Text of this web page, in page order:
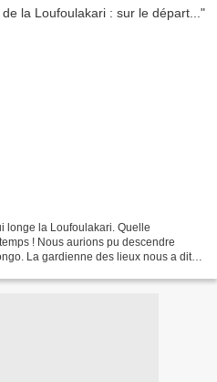
longe la Loufoulakari. Quelle
! Nous aurions pu descendre
La gardienne des lieux nous a dit